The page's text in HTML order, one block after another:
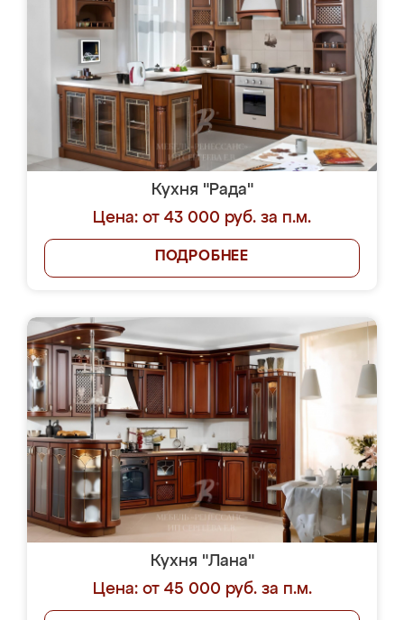
Кухня "Рада"
Цена: от 43 000 руб. за п.м.
ПОДРОБНЕЕ
Кухня "Лана"
Цена: от 45 000 руб. за п.м.